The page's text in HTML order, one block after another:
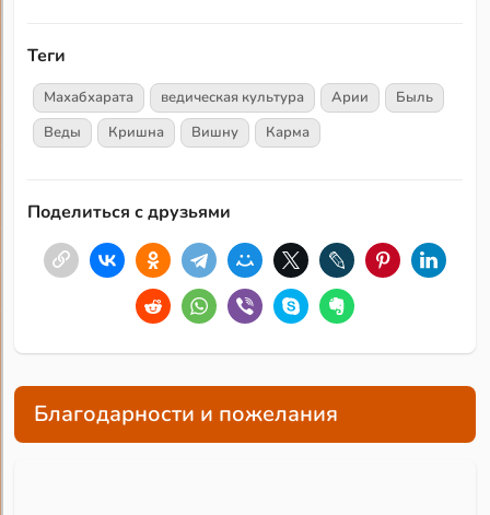
Теги
Махабхарата ведическая культура Арии
Быль
Веды
Кришна Вишну Карма
Поделиться с друзьями
Благодарности и пожелания